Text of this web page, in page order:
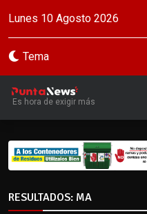
Lunes 10 Agosto 2026
Tema
Es hora de exigir más
RESULTADOS: MA